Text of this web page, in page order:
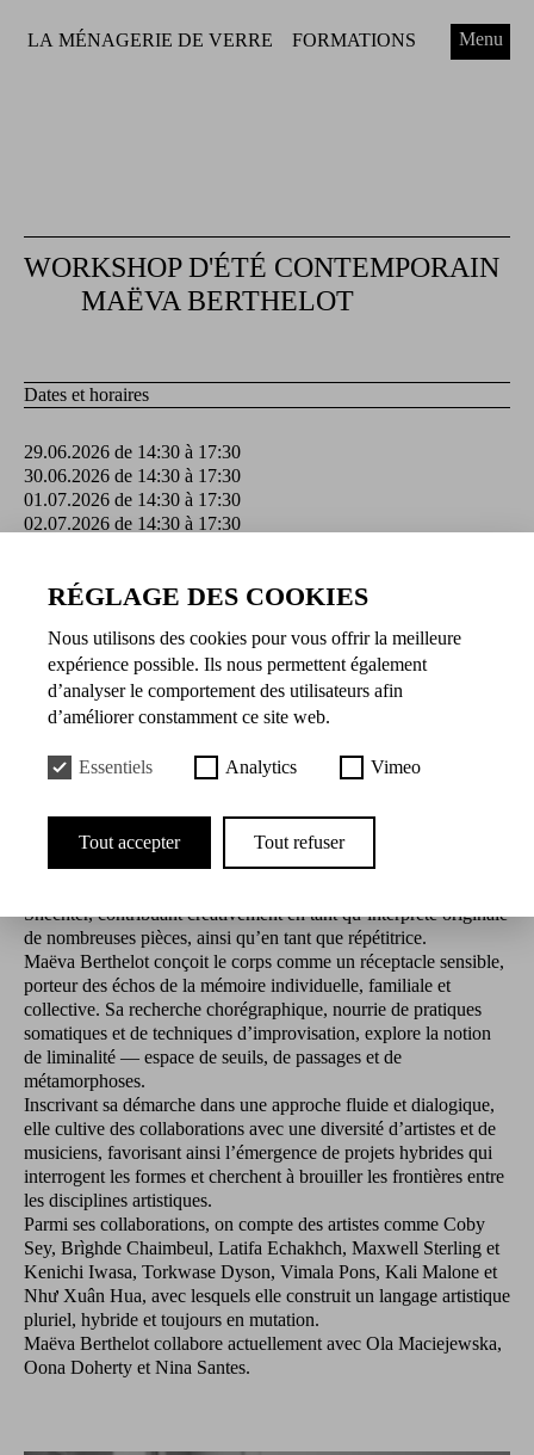
LA MÉNAGERIE DE VERRE FORMATIONS Menu
WORKSHOP D'ÉTÉ CONTEMPORAIN
MAËVA BERTHELOT
Dates et horaires
29.06.2026 de 14:30 à 17:30
30.06.2026 de 14:30 à 17:30
01.07.2026 de 14:30 à 17:30
02.07.2026 de 14:30 à 17:30
L'ESPACE DU DEDANS
dont le mode de travail se déploie entre approches
Après avoir obtenu son diplôme en 2003 au Conservatoire de
Paris, elle a notamment collaboré avec les chorégraphes
Emanuel Gat, Ohad Naharin, Damien Jalet et Sharon Eyal. Elle
Shechter, contribuant créativement en tant qu’interprète originale
de nombreuses pièces, ainsi qu’en tant que répétitrice.
Maëva Berthelot conçoit le corps comme un réceptacle sensible,
porteur des échos de la mémoire individuelle, familiale et
collective. Sa recherche chorégraphique, nourrie de pratiques
somatiques et de techniques d’improvisation, explore la notion
de liminalité — espace de seuils, de passages et de
métamorphoses.
Inscrivant sa démarche dans une approche fluide et dialogique,
elle cultive des collaborations avec une diversité d’artistes et de
musiciens, favorisant ainsi l’émergence de projets hybrides qui
interrogent les formes et cherchent à brouiller les frontières entre
les disciplines artistiques.
Parmi ses collaborations, on compte des artistes comme Coby
Sey, Brìghde Chaimbeul, Latifa Echakhch, Maxwell Sterling et
Kenichi Iwasa, Torkwase Dyson, Vimala Pons, Kali Malone et
Như Xuân Hua, avec lesquels elle construit un langage artistique
pluriel, hybride et toujours en mutation.
Maëva Berthelot collabore actuellement avec Ola Maciejewska,
Oona Doherty et Nina Santes.
RÉGLAGE DES COOKIES
Nous utilisons des cookies pour vous offrir la meilleure
expérience possible. Ils nous permettent également
d’analyser le comportement des utilisateurs afin
d’améliorer constamment ce site web.
Essentiels Analytics Vimeo
Tout accepter Tout refuser